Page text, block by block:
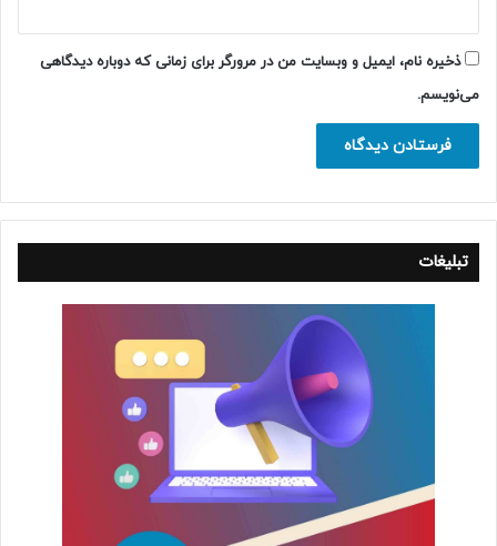
ذخیره نام، ایمیل و وبسایت من در مرورگر برای زمانی که دوباره دیدگاهی
می‌نویسم.
تبلیغات